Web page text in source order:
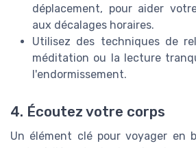
déplacement, pour aider
aux décalages horaires.
Utilisez des techniques de
méditation ou la lecture
l'endormissement.
4. Écoutez votre corps
Un élément clé pour voyager en